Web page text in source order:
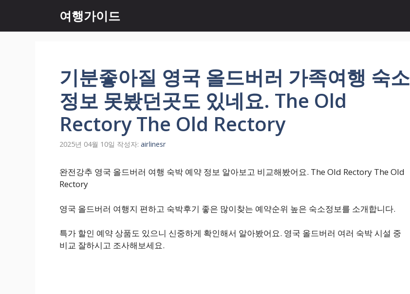
츠
여행가이드
기분좋아질 영국 올드버러 가족여행 숙소
정보 못봤던곳도 있네요. The Old
Rectory The Old Rectory
2025년 04월 10일 작성자: airlinesr
완전강추 영국 올드버러 여행 숙박 예약 정보 알아보고 비교해봤어요. The Old Rectory The Old
Rectory
영국 올드버러 여행지 편하고 숙박후기 좋은 많이찾는 예약순위 높은 숙소정보를 소개합니다.
특가 할인 예약 상품도 있으니 신중하게 확인해서 알아봤어요. 영국 올드버러 여러 숙박 시설 중
비교 잘하시고 조사해보세요.